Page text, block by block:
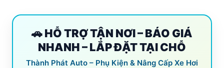
🚗 HỖ TRỢ TẬN NƠI – BÁO GIÁ
NHANH – LẮP ĐẶT TẠI CHỖ
Thành Phát Auto – Phụ Kiện & Nâng Cấp Xe Hơi